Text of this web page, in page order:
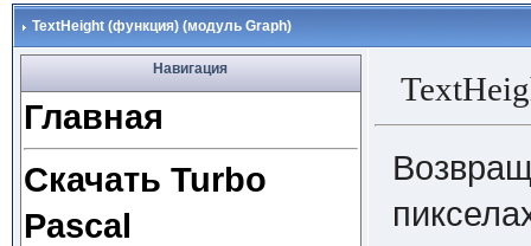
TextHeight (функция) (модуль Graph)
Навигация
Главная
Скачать Turbo
Pascal